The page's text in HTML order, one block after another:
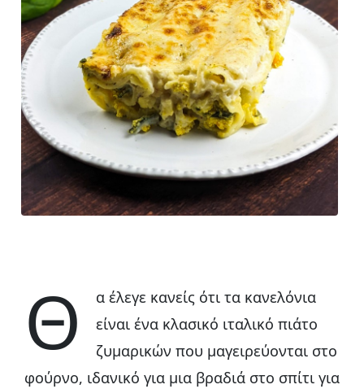
Θ
α έλεγε κανείς ότι τα κανελόνια
είναι ένα κλασικό ιταλικό πιάτο
ζυμαρικών που μαγειρεύονται στο
φούρνο, ιδανικό για μια βραδιά στο σπίτι για